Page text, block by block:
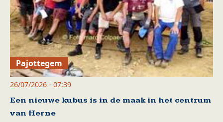
Pajottegem
26/07/2026 - 07:39
Een nieuwe kubus is in de maak in het centrum
van Herne